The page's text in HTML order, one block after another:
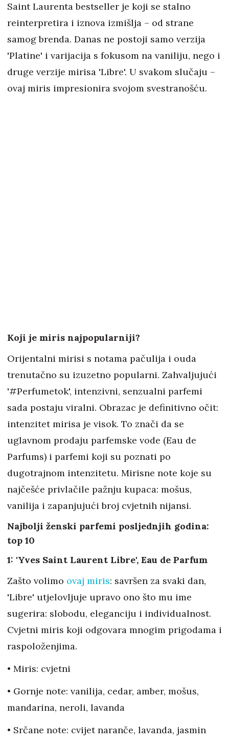
Saint Laurenta bestseller je koji se stalno
reinterpretira i iznova izmišlja – od strane
samog brenda. Danas ne postoji samo verzija
'Platine' i varijacija s fokusom na vaniliju, nego i
druge verzije mirisa 'Libre'. U svakom slučaju –
ovaj miris impresionira svojom svestranošću.
Koji je miris najpopularniji?
Orijentalni mirisi s notama pačulija i ouda
trenutačno su izuzetno popularni. Zahvaljujući
'#Perfumetok', intenzivni, senzualni parfemi
sada postaju viralni. Obrazac je definitivno očit:
intenzitet mirisa je visok. To znači da se
uglavnom prodaju parfemske vode (Eau de
Parfums) i parfemi koji su poznati po
dugotrajnom intenzitetu. Mirisne note koje su
najčešće privlačile pažnju kupaca: mošus,
vanilija i zapanjujući broj cvjetnih nijansi.
Najbolji ženski parfemi posljednjih godina:
top 10
1: 'Yves Saint Laurent Libre', Eau de Parfum
Zašto volimo ovaj miris: savršen za svaki dan,
'Libre' utjelovljuje upravo ono što mu ime
sugerira: slobodu, eleganciju i individualnost.
Cvjetni miris koji odgovara mnogim prigodama i
raspoloženjima.
• Miris: cvjetni
• Gornje note: vanilija, cedar, amber, mošus,
mandarina, neroli, lavanda
• Srčane note: cvijet naranče, lavanda, jasmin